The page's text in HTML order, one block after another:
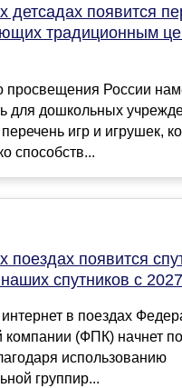
детсадах появится
традиционным
просвещения России
для дошкольных
игр и игрушек,
способств...
поездах появится
спутников с
в поездах
компании (ФПК) начнет
использованию
группир...